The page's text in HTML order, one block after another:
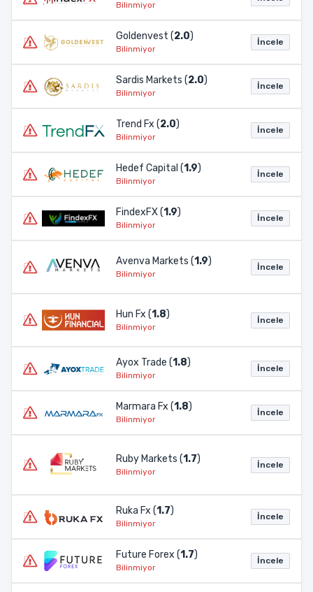
Bilinmiyor
Goldenvest (2.0)
Bilinmiyor
İncele
Sardis Markets (2.0)
Bilinmiyor
İncele
Trend Fx (2.0)
Bilinmiyor
İncele
Hedef Capital (1.9)
Bilinmiyor
İncele
FindexFX (1.9)
Bilinmiyor
İncele
Avenva Markets (1.9)
Bilinmiyor
İncele
Hun Fx (1.8)
Bilinmiyor
İncele
Ayox Trade (1.8)
Bilinmiyor
İncele
Marmara Fx (1.8)
Bilinmiyor
İncele
Ruby Markets (1.7)
Bilinmiyor
İncele
Ruka Fx (1.7)
Bilinmiyor
İncele
Future Forex (1.7)
Bilinmiyor
İncele